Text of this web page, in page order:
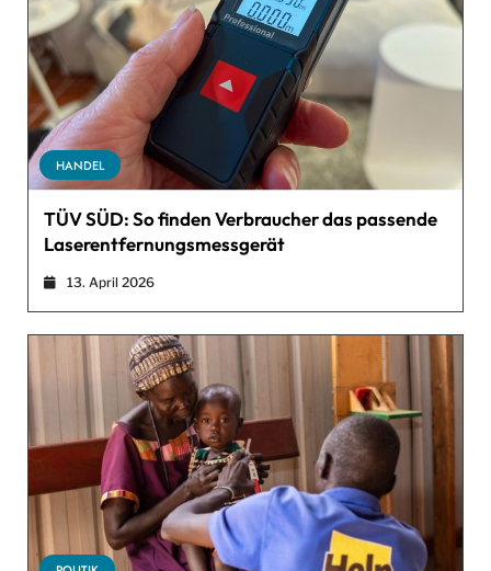
HANDEL
TÜV SÜD: So finden Verbraucher das passende
Laserentfernungsmessgerät
13. April 2026